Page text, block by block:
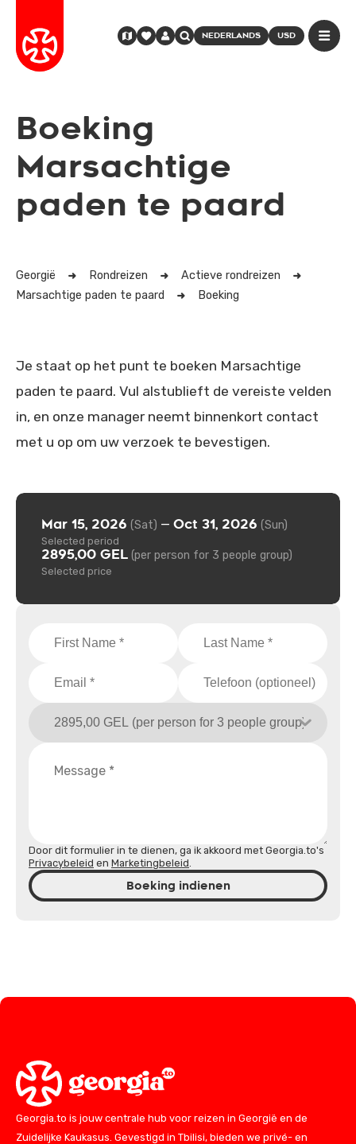
NEDERLANDS USD
Boeking
Marsachtige
paden te paard
Georgië Rondreizen
Actieve rondreizen
Marsachtige paden te paard
Boeking
Je staat op het punt te boeken Marsachtige
paden te paard. Vul alstublieft de vereiste velden
in, en onze manager neemt binnenkort contact
met u op om uw verzoek te bevestigen.
Door dit formulier in te dienen, ga ik akkoord met Georgia.to's
Privacybeleid en Marketingbeleid.
Boeking indienen
Mar 15, 2026 (Sat) — Oct 31, 2026 (Sun)
Selected period
2895,00 GEL (per person for 3 people group)
Selected price
Georgia.to is jouw centrale hub voor reizen in Georgië en de
Zuidelijke Kaukasus. Gevestigd in Tbilisi, bieden we privé- en